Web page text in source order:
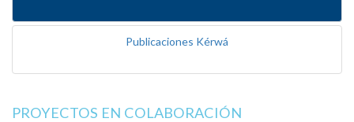
Publicaciones Kérwá
PROYECTOS EN COLABORACIÓN